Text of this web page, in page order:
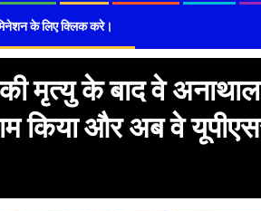
के लिए क्लिक करे।
मृत्यु के बाद वे
किया और अब वे